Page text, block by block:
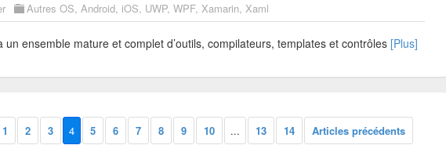
Autres OS, Android, iOS, UWP, WPF, Xamarin, Xaml
ensemble mature et complet d’outils, compilateurs, templates et contrôles [Plus]
1 2 3 4 5 6 7 8 9 10 ... 13 14 Articles précédents